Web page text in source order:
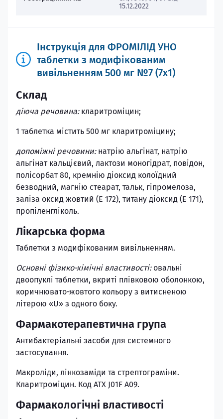
15.12.2022
Інструкція для ФРОМІЛІД УНО
таблетки з модифікованим
вивільненням 500 мг №7 (7х1)
Склад
діюча речовина: кларитроміцин;
1 таблетка містить 500 мг кларитроміцину;
допоміжні речовини: натрію альгінат, натрію
альгінат кальцієвий, лактози моногідрат, повідон,
полісорбат 80, кремнію діоксид колоїдний
безводний, магнію стеарат, тальк, гіпромелоза,
заліза оксид жовтий (Е 172), титану діоксид (Е 171),
пропіленгліколь.
Лікарська форма
Таблетки з модифікованим вивільненням.
Основні фізико-хімічні властивості:овальні
двоопуклі таблетки, вкриті плівковою оболонкою,
коричнювато-жовтого кольору з витисненою
літерою «U» з одного боку.
Фармакотерапевтична група
Антибактеріальні засоби для системного
застосування.
Макроліди, лінкозаміди та стрептограміни.
Кларитроміцин. Код АТХ J01F A09.
Фармакологічні властивості